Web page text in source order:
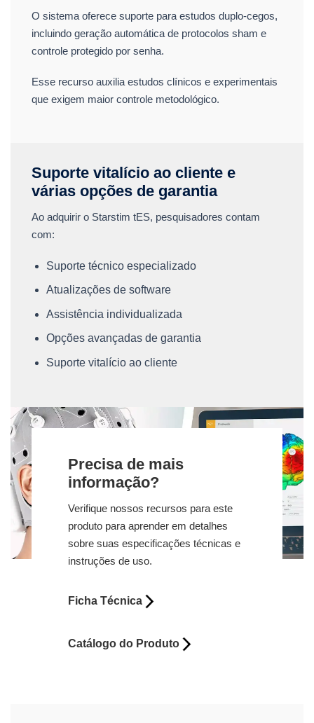
O sistema oferece suporte para estudos duplo-cegos,
incluindo geração automática de protocolos sham e
controle protegido por senha.
Esse recurso auxilia estudos clínicos e experimentais
que exigem maior controle metodológico.
Suporte vitalício ao cliente e
várias opções de garantia
Ao adquirir o Starstim tES, pesquisadores contam
com:
Suporte técnico especializado
Atualizações de software
Assistência individualizada
Opções avançadas de garantia
Suporte vitalício ao cliente
Precisa de mais
informação?
Verifique nossos recursos para este
produto para aprender em detalhes
sobre suas especificações técnicas e
instruções de uso.
Ficha Técnica
Catálogo do Produto